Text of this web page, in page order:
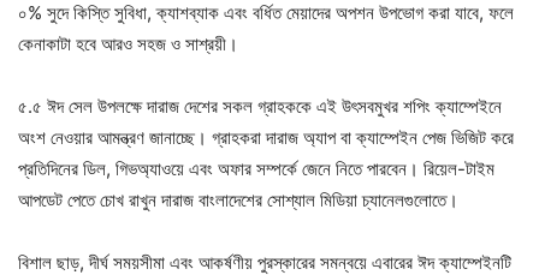
০% সুদে কিস্তি সুবিধা, ক্যাশব্যাক এবং বর্ধিত মেয়াদের অপশন উপভোগ করা যাবে, ফলে
কেনাকাটা হবে আরও সহজ ও সাশ্রয়ী।
৫.৫ ঈদ সেল উপলক্ষে দারাজ দেশের সকল গ্রাহককে এই উৎসবমুখর শপিং ক্যাম্পেইনে
অংশ নেওয়ার আমন্ত্রণ জানাচ্ছে। গ্রাহকরা দারাজ অ্যাপ বা ক্যাম্পেইন পেজ ভিজিট করে
প্রতিদিনের ডিল, গিভঅ্যাওয়ে এবং অফার সম্পর্কে জেনে নিতে পারবেন। রিয়েল-টাইম
আপডেট পেতে চোখ রাখুন দারাজ বাংলাদেশের সোশ্যাল মিডিয়া চ্যানেলগুলোতে।
বিশাল ছাড়, দীর্ঘ সময়সীমা এবং আকর্ষণীয় পুরস্কারের সমন্বয়ে এবারের ঈদ ক্যাম্পেইনটি